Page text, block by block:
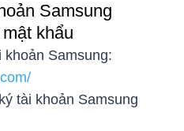
Samsung
khẩu
khoản Samsung:
tài khoản Samsung